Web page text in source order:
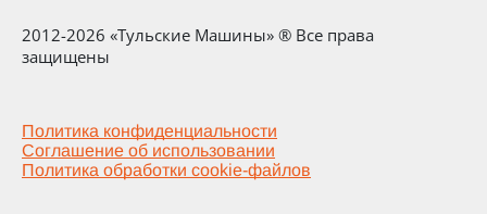
2012-2026 «Тульские Машины» ® Все права
защищены
Политика конфиденциальности
Соглашение об использовании
Политика обработки cookie-файлов